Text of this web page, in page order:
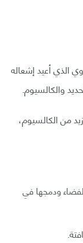
الذي أعيد إشعاله
والكالسيوم.
من الكالسيوم،
ودمجها في